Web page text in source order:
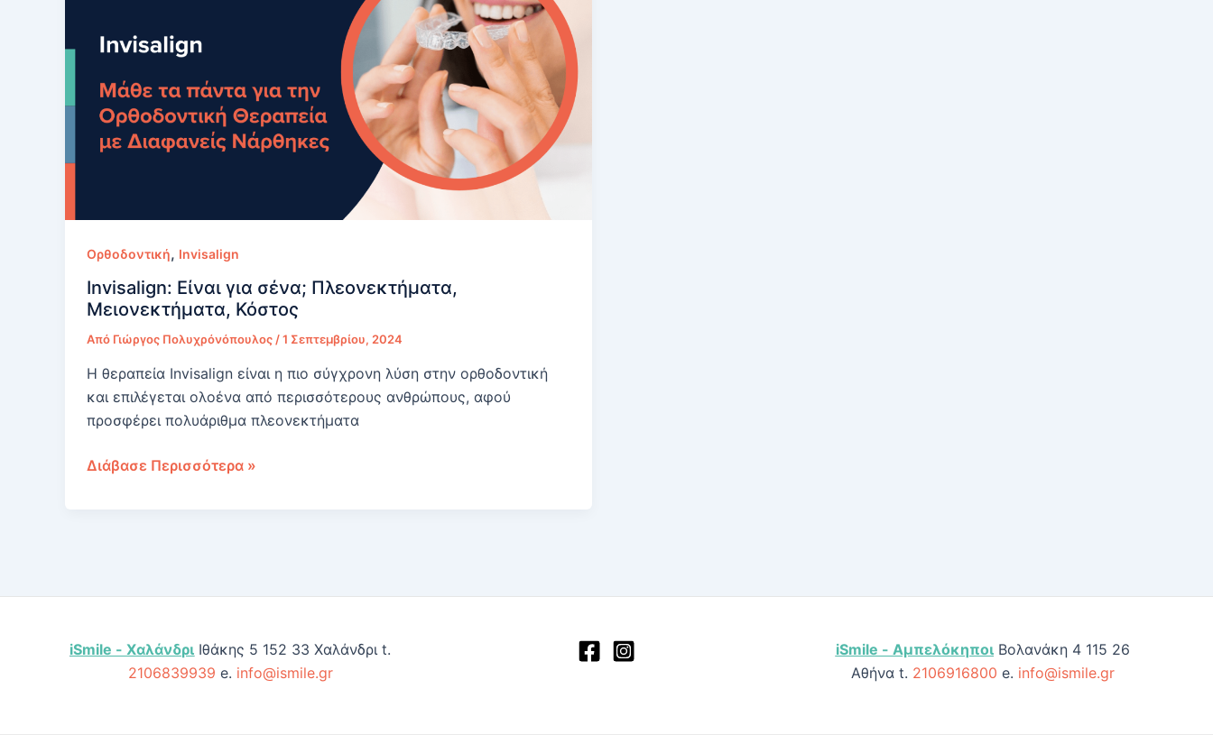
Σένα;
Ορθοδοντική, Invisalign
Invisalign: Είναι για σένα; Πλεονεκτήματα,
Μειονεκτήματα, Κόστος
Από Γιώργος Πολυχρόνόπουλος /1 Σεπτεμβρίου, 2024
Η θεραπεία Invisalign είναι η πιο σύγχρονη λύση στην ορθοδοντική
και επιλέγεται ολοένα από περισσότερους ανθρώπους, αφού
προσφέρει πολυάριθμα πλεονεκτήματα
Invisalign:
Διάβασε Περισσότερα »
iSmile - Χαλάνδρι Ιθάκης 5 152 33 Χαλάνδρι t.
2106839939 e. info@ismile.gr
iSmile - ΑμπελόκηποιΒολανάκη 4 115 26
Αθήνα t. 2106916800 e. info@ismile.gr